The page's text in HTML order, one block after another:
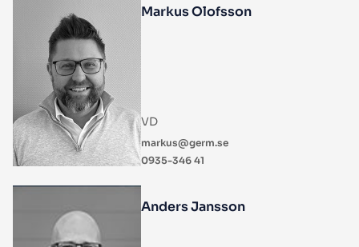
Markus Olofsson
VD
markus@germ.se
0935-346 41
Anders Jansson